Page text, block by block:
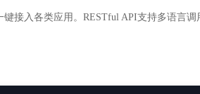
接入各类应用。RESTful API支持多语言